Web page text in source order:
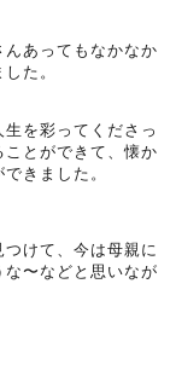
あってもなかなか
た。
を彩ってくださっ
とができて、懐か
きました。
けて、今は母親に
〜などと思いなが